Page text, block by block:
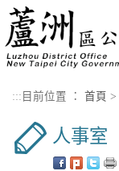
進入內容區塊
::: 目前位置 ： 首頁 >
人事室